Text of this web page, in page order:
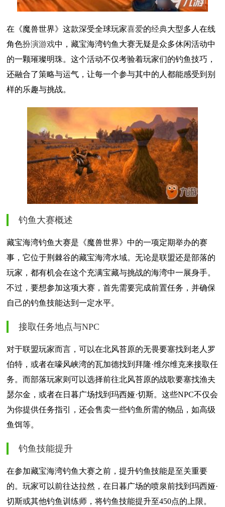
在《魔兽世界》这款深受全球玩家喜爱的经典大型多人在线
角色扮演游戏中，藏宝海湾钓鱼大赛无疑是众多休闲活动中
的一颗璀璨明珠。这个活动不仅考验着玩家们的钓鱼技巧，
还融合了策略与运气，让每一个参与其中的人都能感受到别
样的乐趣与挑战。
钓鱼大赛概述
藏宝海湾钓鱼大赛是《魔兽世界》中的一项定期举办的赛
事，它位于荆棘谷的藏宝海湾水域。无论是联盟还是部落的
玩家，都有机会在这个充满宝藏与挑战的海湾中一展身手。
不过，要想参加这项大赛，首先需要完成前置任务，并确保
自己的钓鱼技能达到一定水平。
接取任务地点与NPC
对于联盟玩家而言，可以在北风苔原的无畏要塞找到老人罗
伯特，或者在嚎风峡湾的瓦加德找到拜隆·维尔维克来接取任
务。而部落玩家则可以选择前往北风苔原的战歌要塞找渔夫
瑟尔金，或者在日暮广场找到玛西娅·切斯。这些NPC不仅会
为你提供任务指引，还会售卖一些钓鱼所需的物品，如高级
鱼饵等。
钓鱼技能提升
在参加藏宝海湾钓鱼大赛之前，提升钓鱼技能是至关重要
的。玩家可以前往达拉然，在日暮广场的喷泉前找到玛西娅·
切斯或其他钓鱼训练师，将钓鱼技能提升至450点的上限。